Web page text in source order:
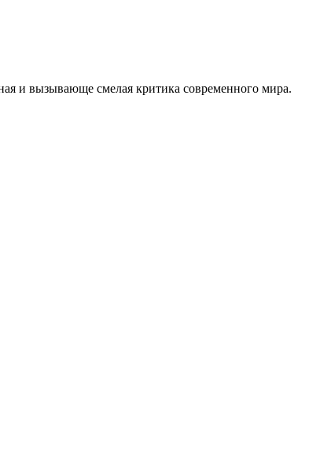
и вызывающе смелая критика современного мира.